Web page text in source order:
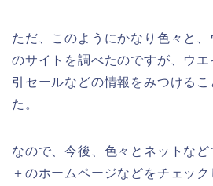
ただ、このようにかなり色々と、
のサイトを調べたのですが、ウエ
引セールなどの情報をみつける
た。
なので、今後、色々とネットな
＋のホームページなどをチェッ